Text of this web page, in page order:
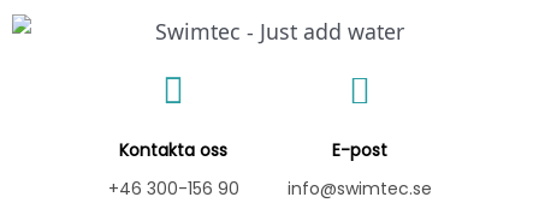
Hoppa
Kontakta oss
+46 300-156 90
E-post
info@swimtec.se